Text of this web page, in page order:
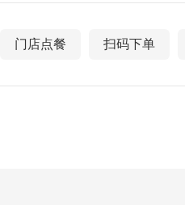
门店点餐 扫码下单